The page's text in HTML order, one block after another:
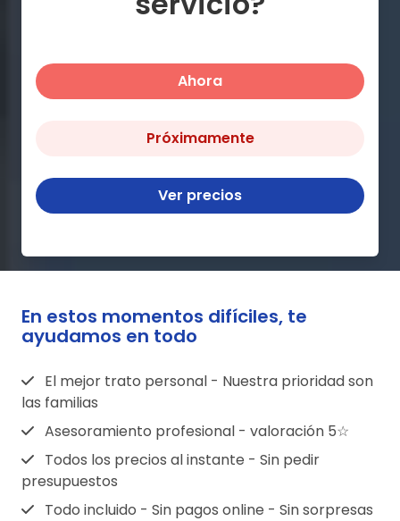
Ahora
Próximamente
Ver precios
En estos momentos difíciles, te
ayudamos en todo
El mejor trato personal - Nuestra prioridad son
las familias
Asesoramiento profesional - valoración 5☆
Todos los precios al instante - Sin pedir
presupuestos
Todo incluido - Sin pagos online - Sin sorpresas